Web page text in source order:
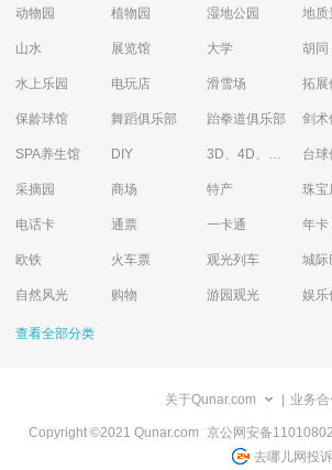
动物园 植物园 湿地公园 地质
山水 展览馆 大学 胡同
水上乐园 电玩店 滑雪场 拓展
保龄球馆 舞蹈俱乐部 跆拳道俱乐部 剑术
SPA养生馆 DIY 3D、4D、5D艺术体验馆 台球
采摘园 商场 特产 珠宝
电话卡 通票 一卡通 年卡
欧铁 火车票 观光列车 城际
自然风光 购物 游园观光 娱乐
查看全部分类
关于Qunar.com 业务合
Copyright ©2021 Qunar.com 京公网安备
去哪儿网投